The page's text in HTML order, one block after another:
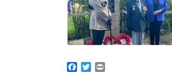
Facebook
Twitter